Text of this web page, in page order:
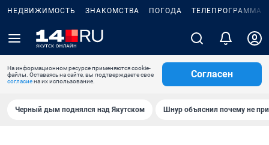
НЕДВИЖИМОСТЬ ЗНАКОМСТВА ПОГОДА ТЕЛЕПРОГРАММА
На информационном ресурсе применяются cookie-
файлы. Оставаясь на сайте, вы подтверждаете свое
согласиена их использование.
Согласен
Черный дым поднялся над Якутском Шнур объяснил почему не